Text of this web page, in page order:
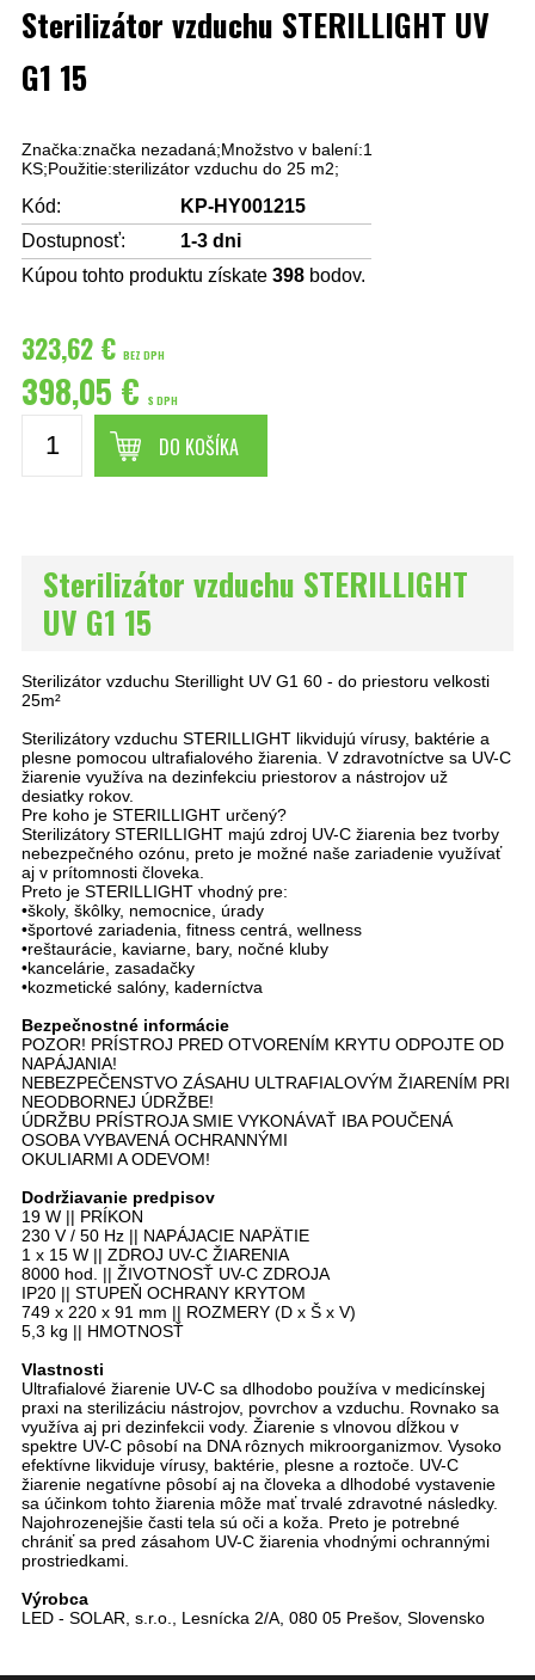
Sterilizátor vzduchu STERILLIGHT UV
G1 15
Značka:značka nezadaná;Množstvo v balení:1
KS;Použitie:sterilizátor vzduchu do 25 m2;
Kód:
KP-HY001215
Dostupnosť:
1-3 dni
Kúpou tohto produktu získate 398 bodov.
323,62 € BEZ DPH
398,05 € S DPH
DO KOŠÍKA
Sterilizátor vzduchu STERILLIGHT
UV G1 15
Sterilizátor vzduchu Sterillight UV G1 60 - do priestoru velkosti
25m²
Sterilizátory vzduchu STERILLIGHT likvidujú vírusy, baktérie a
plesne pomocou ultrafialového žiarenia. V zdravotníctve sa UV-C
žiarenie využíva na dezinfekciu priestorov a nástrojov už
desiatky rokov.
Pre koho je STERILLIGHT určený?
Sterilizátory STERILLIGHT majú zdroj UV-C žiarenia bez tvorby
nebezpečného ozónu, preto je možné naše zariadenie využívať
aj v prítomnosti človeka.
Preto je STERILLIGHT vhodný pre:
•školy, škôlky, nemocnice, úrady
•športové zariadenia, fitness centrá, wellness
•reštaurácie, kaviarne, bary, nočné kluby
•kancelárie, zasadačky
•kozmetické salóny, kaderníctva
Bezpečnostné informácie
POZOR! PRÍSTROJ PRED OTVORENÍM KRYTU ODPOJTE OD
NAPÁJANIA!
NEBEZPEČENSTVO ZÁSAHU ULTRAFIALOVÝM ŽIARENÍM PRI
NEODBORNEJ ÚDRŽBE!
ÚDRŽBU PRÍSTROJA SMIE VYKONÁVAŤ IBA POUČENÁ
OSOBA VYBAVENÁ OCHRANNÝMI
OKULIARMI A ODEVOM!
Dodržiavanie predpisov
19 W || PRÍKON
230 V / 50 Hz || NAPÁJACIE NAPÄTIE
1 x 15 W || ZDROJ UV-C ŽIARENIA
8000 hod. || ŽIVOTNOSŤ UV-C ZDROJA
IP20 || STUPEŇ OCHRANY KRYTOM
749 x 220 x 91 mm || ROZMERY (D x Š x V)
5,3 kg || HMOTNOSŤ
Vlastnosti
Ultrafialové žiarenie UV-C sa dlhodobo používa v medicínskej
praxi na sterilizáciu nástrojov, povrchov a vzduchu. Rovnako sa
využíva aj pri dezinfekcii vody. Žiarenie s vlnovou dĺžkou v
spektre UV-C pôsobí na DNA rôznych mikroorganizmov. Vysoko
efektívne likviduje vírusy, baktérie, plesne a roztoče. UV-C
žiarenie negatívne pôsobí aj na človeka a dlhodobé vystavenie
sa účinkom tohto žiarenia môže mať trvalé zdravotné následky.
Najohrozenejšie časti tela sú oči a koža. Preto je potrebné
chrániť sa pred zásahom UV-C žiarenia vhodnými ochrannými
prostriedkami.
Výrobca
LED - SOLAR, s.r.o., Lesnícka 2/A, 080 05 Prešov, Slovensko